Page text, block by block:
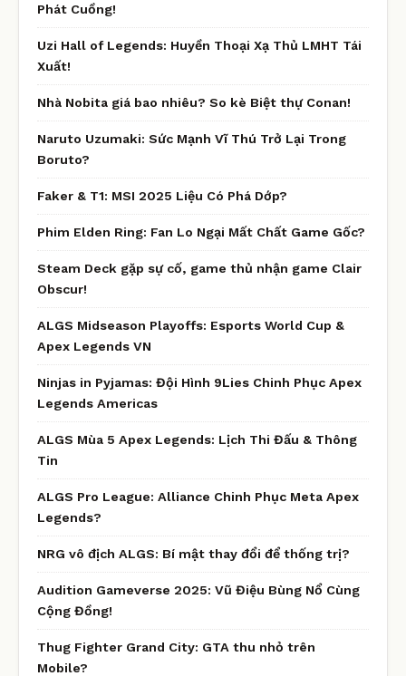
Phát Cuồng!
Uzi Hall of Legends: Huyền Thoại Xạ Thủ LMHT Tái
Xuất!
Nhà Nobita giá bao nhiêu? So kè Biệt thự Conan!
Naruto Uzumaki: Sức Mạnh Vĩ Thú Trở Lại Trong
Boruto?
Faker & T1: MSI 2025 Liệu Có Phá Dớp?
Phim Elden Ring: Fan Lo Ngại Mất Chất Game Gốc?
Steam Deck gặp sự cố, game thủ nhận game Clair
Obscur!
ALGS Midseason Playoffs: Esports World Cup &
Apex Legends VN
Ninjas in Pyjamas: Đội Hình 9Lies Chinh Phục Apex
Legends Americas
ALGS Mùa 5 Apex Legends: Lịch Thi Đấu & Thông
Tin
ALGS Pro League: Alliance Chinh Phục Meta Apex
Legends?
NRG vô địch ALGS: Bí mật thay đổi để thống trị?
Audition Gameverse 2025: Vũ Điệu Bùng Nổ Cùng
Cộng Đồng!
Thug Fighter Grand City: GTA thu nhỏ trên
Mobile?